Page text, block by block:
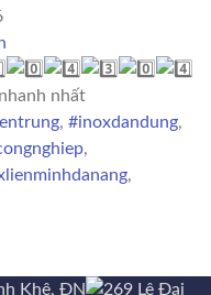
nhất
, #inoxdandung,
,
,
Khê, ĐN 269 Lê Đại